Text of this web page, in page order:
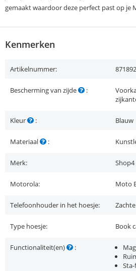
gemaakt waardoor deze perfect past op je
Kenmerken
Artikelnummer:
Bescherming van zijde :
Kleur : Blauw
Materiaal :
Merk: Shop4
Motorola: Moto
Telefoonhouder in het hoesje:
Type hoesje: Book
Functionaliteit(en) :